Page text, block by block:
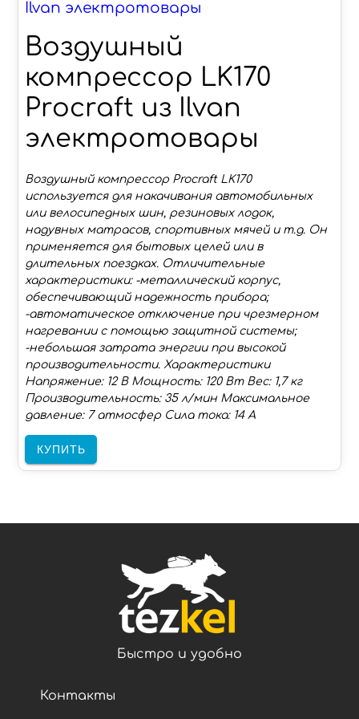
Ilvan электротовары
Воздушный
компрессор LK170
Procraft из Ilvan
электротовары
Воздушный компрессор Procraft LK170
используется для накачивания автомобильных
или велосипедных шин, резиновых лодок,
надувных матрасов, спортивных мячей и т.д. Он
применяется для бытовых целей или в
длительных поездках. Отличительные
характеристики: -металлический корпус,
обеспечивающий надежность прибора;
-автоматическое отключение при чрезмерном
нагревании с помощью защитной системы;
-небольшая затрата энергии при высокой
производительности. Характеристики
Напряжение: 12 В Мощность: 120 Вт Вес: 1,7 кг
Производительность: 35 л/мин Максимальное
давление: 7 атмосфер Сила тока: 14 А
КУПИТЬ
Быстро и удобно
Контакты